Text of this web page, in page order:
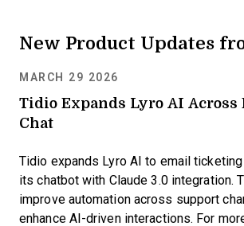
New Product Updates
MARCH 29 2026
Tidio Expands Lyro AI Across
Chat
Tidio expands Lyro AI to email ticketing
its chatbot with Claude 3.0 integration.
improve automation across support
enhance AI-driven interactions. For